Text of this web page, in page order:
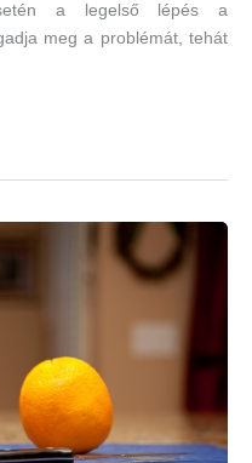
a legelső lépés a
meg a problémát, tehát